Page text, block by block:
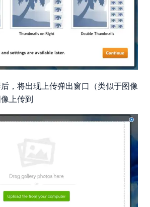
，将出现上传弹出窗口（类似于图像
上传到